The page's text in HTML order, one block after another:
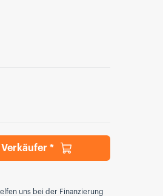
*
uns bei der Finanzierung